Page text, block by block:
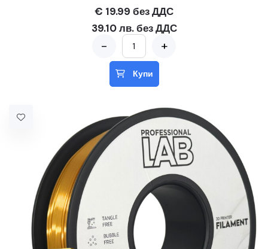
€ 19.99 без ДДС
39.10 лв. без ДДС
- +
Купи